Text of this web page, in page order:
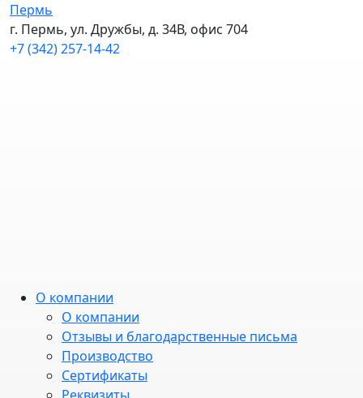
Пермь
г. Пермь, ул. Дружбы, д. 34В, офис 704
+7 (342) 257-14-42
О компании
О компании
Отзывы и благодарственные письма
Производство
Сертификаты